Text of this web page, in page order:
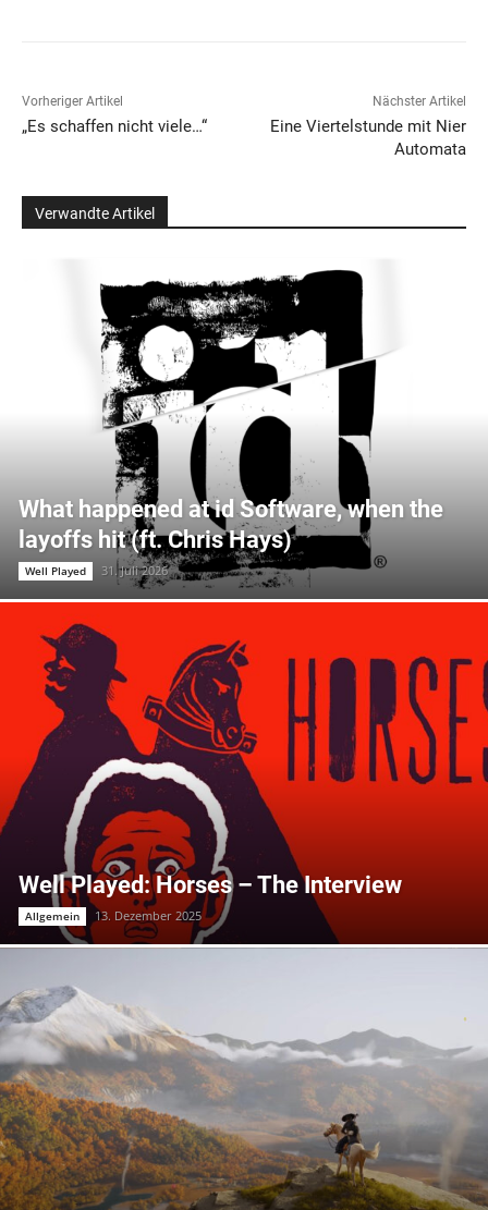
Vorheriger Artikel
„Es schaffen nicht viele…“
Nächster Artikel
Eine Viertelstunde mit Nier
Automata
Verwandte Artikel
What happened at id Software, when the
layoffs hit (ft. Chris Hays)
Well Played 31. Juli 2026
Well Played: Horses – The Interview
Allgemein 13. Dezember 2025